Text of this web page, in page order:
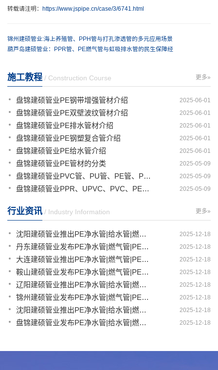
转载请注明： https://www.jspipe.cn/case/3/6741.html
锦州建硕管业:海上养殖管、PPH管与打孔渗透管的多元应用场景
葫芦岛建硕管业：PPR管、PE燃气管与虹吸排水管的民生保障经
更多»
施工教程 / Construction Course
2025-06-01
盘锦建硕管业PE钢带增强管材介绍
2025-06-01
盘锦建硕管业PE双壁波纹管材介绍
2025-06-01
盘锦建硕管业PE排水管材介绍
2025-06-01
盘锦建硕管业PE钢塑复合管介绍
2025-06-01
盘锦建硕管业PE给水管介绍
2025-05-09
盘锦建硕管业PE管材的分类
2025-05-09
盘锦建硕管业PVC管、PU管、PE管、PP管有那些区别
2025-05-09
盘锦建硕管业PPR、UPVC、PVC、PERT、PE、HDPE塑料管材详解
更多»
行业资讯 / Industry Information
2025-12-18
沈阳建硕管业推出PE净水管|给水管|燃气管|PERT供热管|电力护套管一体化智造解决方案
2025-12-18
丹东建硕管业发布PE净水管|燃气管|PERT供热管|电力护套管|农田灌溉管智能生产新范式
2025-12-18
大连建硕管业推出PE净水管|燃气管|PERT供热管|电力护套管|农田灌溉管融合智造新生态
2025-12-18
鞍山建硕管业发布PE净水管|燃气管|PERT供热管|电力护套管|农田灌溉管全链路应用新方案
2025-12-18
辽阳建硕管业推出PE净水管|给水管|燃气管|PERT供热管|电力护套管多维融合智造平台
2025-12-18
锦州建硕管业发布PE净水管|燃气管|PERT供热管|电力护套管|农田灌溉管智慧应用生态体系
2025-12-18
沈阳建硕管业推出PE净水管|给水管|燃气管|PERT供热管|电力护套管一体化智造方案
2025-12-18
盘锦建硕管业发布PE净水管|给水管|燃气管|PERT供热管|电力护套管智慧生产新范式